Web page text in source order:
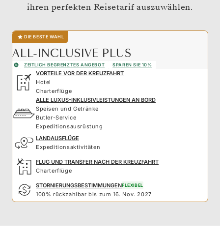
ihren perfekten Reisetarif auszuwählen.
DIE BESTE WAHL
ALL-INCLUSIVE PLUS
ZEITLICH BEGRENZTES ANGEBOT SPAREN SIE 10%
VORTEILE VOR DER KREUZFAHRT
Hotel
Charterflüge
ALLE LUXUS-INKLUSIVLEISTUNGEN AN BORD
Speisen und Getränke
Butler-Service
Expeditionsausrüstung
LANDAUSFLÜGE
Expeditionsaktivitäten
FLUG UND TRANSFER NACH DER KREUZFAHRT
Charterflüge
STORNIERUNGSBESTIMMUNGENFLEXIBEL
100% rückzahlbar bis zum 16. Nov. 2027